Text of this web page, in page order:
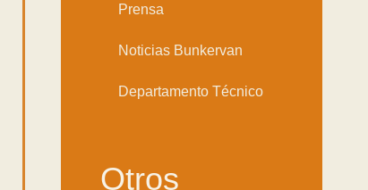
Prensa
Noticias Bunkervan
Departamento Técnico
Otros